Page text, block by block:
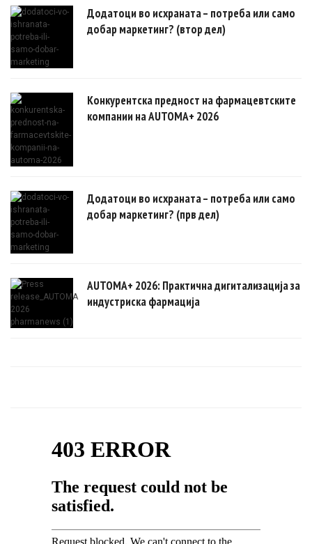
Додатоци во исхраната – потреба или само
добар маркетинг? (втор дел)
Конкурентска предност на фармацевтските
компании на AUTOMA+ 2026
Додатоци во исхраната – потреба или само
добар маркетинг? (прв дел)
AUTOMA+ 2026: Практична дигитализација за
индустриска фармација